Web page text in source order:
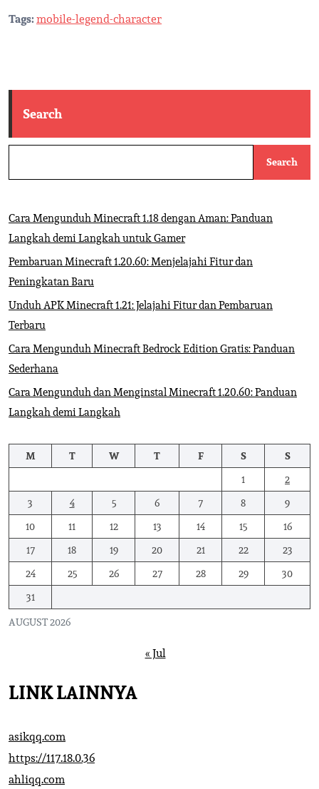
Tags:mobile-legend-character
Search
Search
Cara Mengunduh Minecraft 1.18 dengan Aman: Panduan
Langkah demi Langkah untuk Gamer
Pembaruan Minecraft 1.20.60: Menjelajahi Fitur dan
Peningkatan Baru
Unduh APK Minecraft 1.21: Jelajahi Fitur dan Pembaruan
Terbaru
Cara Mengunduh Minecraft Bedrock Edition Gratis: Panduan
Sederhana
Cara Mengunduh dan Menginstal Minecraft 1.20.60: Panduan
Langkah demi Langkah
AUGUST 2026
M T W T F S
S
1
2
3
4 5 6 7 8
9
10
11 12 13 14 15
16
17
18 19 20 21 22
23
24
25 26 27 28 29
30
31
« Jul
LINK LAINNYA
asikqq.com
https://117.18.0.36
ahliqq.com